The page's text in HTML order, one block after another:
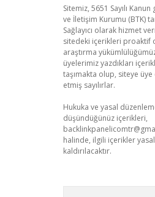
Sitemiz, 5651 Sayılı
ve İletişim Kurumu (BTK)
Sağlayıcı olarak hizmet
sitedeki içerikleri proaktif
araştırma
üyelerimiz yazdıkları
taşımakta olup, siteye
etmiş sayılırlar.
Hukuka ve yasal
düşündüğünüz içerikleri,
halinde, ilgili içerikler
kaldırılacaktır.